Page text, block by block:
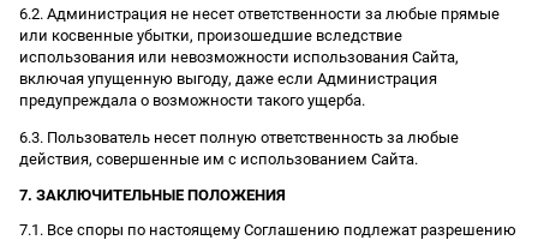
6.2. Администрация не несет ответственности за любые прямые
или косвенные убытки, произошедшие вследствие
использования или невозможности использования Сайта,
включая упущенную выгоду, даже если Администрация
предупреждала о возможности такого ущерба.
6.3. Пользователь несет полную ответственность за любые
действия, совершенные им с использованием Сайта.
7. ЗАКЛЮЧИТЕЛЬНЫЕ ПОЛОЖЕНИЯ
7.1. Все споры по настоящему Соглашению подлежат разрешению